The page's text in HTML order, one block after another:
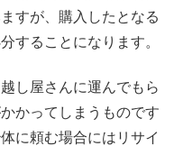
すが、購入したとなる
することになります。
し屋さんに運んでもら
かってしまうものです
に頼む場合にはリサイ